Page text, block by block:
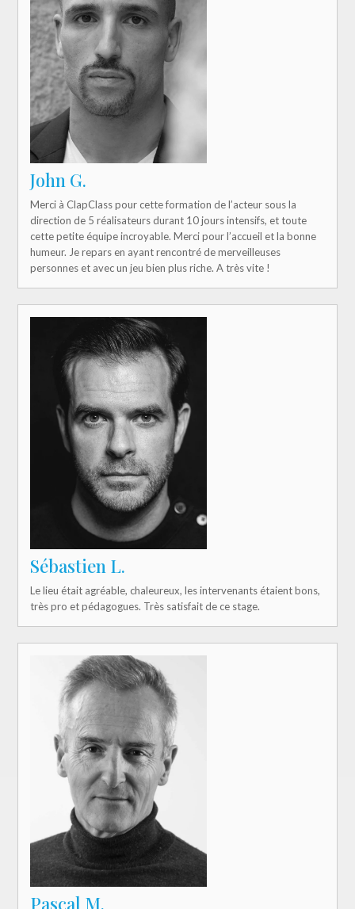
John G.
Merci à ClapClass pour cette formation de l’acteur sous la
direction de 5 réalisateurs durant 10 jours intensifs, et toute
cette petite équipe incroyable. Merci pour l’accueil et la bonne
humeur. Je repars en ayant rencontré de merveilleuses
personnes et avec un jeu bien plus riche. A très vite !
Sébastien L.
Le lieu était agréable, chaleureux, les intervenants étaient bons,
très pro et pédagogues. Très satisfait de ce stage.
Pascal M.